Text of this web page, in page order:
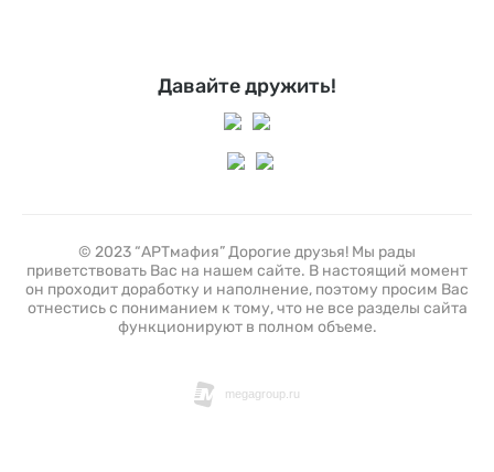
Давайте дружить!
© 2023 “АРТмафия” Дорогие друзья! Мы рады
приветствовать Вас на нашем сайте. В настоящий момент
он проходит доработку и наполнение, поэтому просим Вас
отнестись с пониманием к тому, что не все разделы сайта
функционируют в полном объеме.